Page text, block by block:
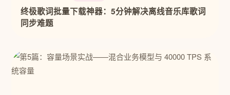
终极歌词批量下载神器：5分钟解决离线音乐库歌词
同步难题